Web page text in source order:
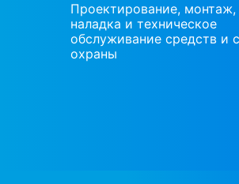
Проектирование систем
пожарной сигнализации,
оповещения и
эвакуацией людей при